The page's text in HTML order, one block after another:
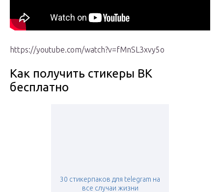
https://youtube.com/watch?v=fMnSL3xvy5o
Как получить стикеры ВК
бесплатно
30 стикерпаков для telegram на
все случаи жизни